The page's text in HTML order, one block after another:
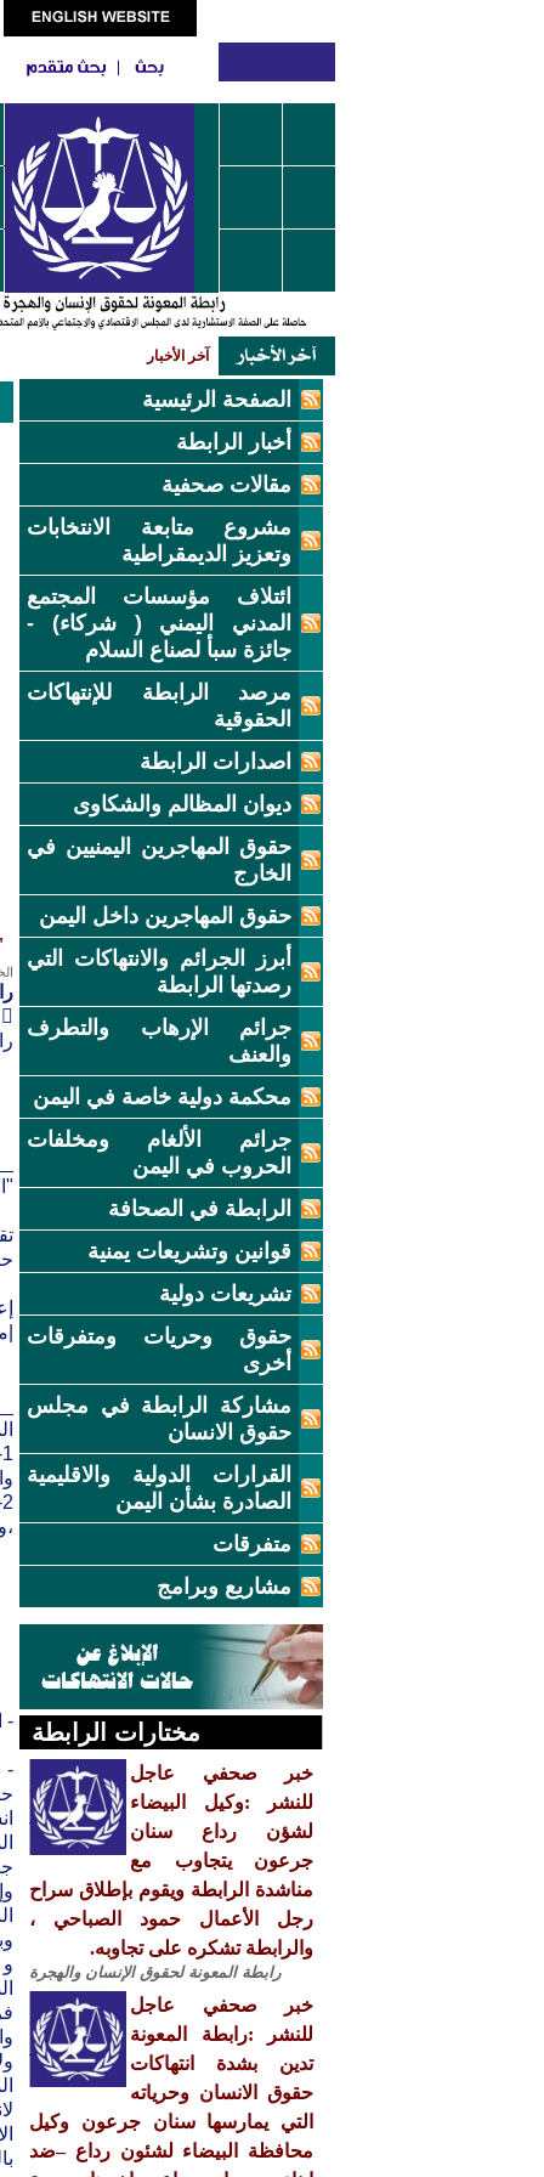
آخر الأخبار
الصفحة الرئيسية
أخبار الرابطة
مقالات صحفية
مشروع متابعة الانتخابات
وتعزيز الديمقراطية
ائتلاف مؤسسات المجتمع
المدني اليمني ( شركاء) -
جائزة سبأ لصناع السلام
مرصد الرابطة للإنتهاكات
الحقوقية
اصدارات الرابطة
ديوان المظالم والشكاوى
حقوق المهاجرين اليمنيين في
الخارج
حقوق المهاجرين داخل اليمن
أبرز الجرائم والانتهاكات التي
رصدتها الرابطة
جرائم الإرهاب والتطرف
والعنف
محكمة دولية خاصة في اليمن
جرائم الألغام ومخلفات
الحروب في اليمن
الرابطة في الصحافة
قوانين وتشريعات يمنية
تشريعات دولية
حقوق وحريات ومتفرقات
أخرى
مشاركة الرابطة في مجلس
حقوق الانسان
القرارات الدولية والاقليمية
الصادرة بشأن اليمن
متفرقات
مشاريع وبرامج
مختارات الرابطة
خبر صحفي عاجل
للنشر :وكيل البيضاء
لشؤن رداع سنان
جرعون يتجاوب مع
مناشدة الرابطة ويقوم بإطلاق سراح
رجل الأعمال حمود الصباحي ،
والرابطة تشكره على تجاوبه.
رابطة المعونة لحقوق الإنسان والهجرة
خبر صحفي عاجل
للنشر :رابطة المعونة
تدين بشدة انتهاكات
حقوق الانسان وحرياته
التي يمارسها سنان جرعون وكيل
محافظة البيضاء لشئون رداع –ضد

-